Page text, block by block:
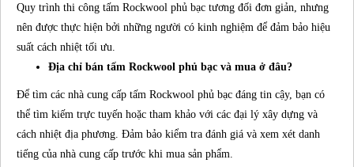
Quy trình thi công tấm Rockwool phủ bạc tương đối đơn giản, nhưng
nên được thực hiện bởi những người có kinh nghiệm để đảm bảo hiệu
suất cách nhiệt tối ưu.
Địa chỉ bán tấm Rockwool phủ bạc và mua ở đâu?
Để tìm các nhà cung cấp tấm Rockwool phủ bạc đáng tin cậy, bạn có
thể tìm kiếm trực tuyến hoặc tham khảo với các đại lý xây dựng và
cách nhiệt địa phương. Đảm bảo kiểm tra đánh giá và xem xét danh
tiếng của nhà cung cấp trước khi mua sản phẩm.